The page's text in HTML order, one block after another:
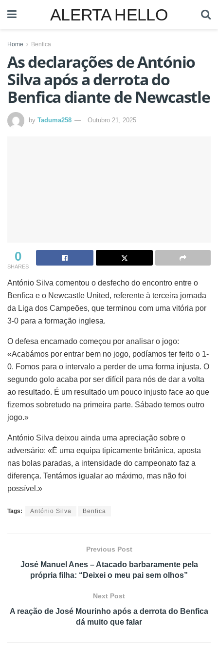
ALERTA HELLO
Home Benfica
As declarações de António
Silva após a derrota do
Benfica diante de Newcastle
by Taduma258 Outubro 21, 2025
0
SHARES
António Silva comentou o desfecho do encontro entre o
Benfica e o Newcastle United, referente à terceira jornada
da Liga dos Campeões, que terminou com uma vitória por
3-0 para a formação inglesa.
O defesa encarnado começou por analisar o jogo:
«Acabámos por entrar bem no jogo, podíamos ter feito o 1-
0. Fomos para o intervalo a perder de uma forma injusta. O
segundo golo acaba por ser difícil para nós de dar a volta
ao resultado. É um resultado um pouco injusto face ao que
fizemos sobretudo na primeira parte. Sábado temos outro
jogo.»
António Silva deixou ainda uma apreciação sobre o
adversário: «É uma equipa tipicamente britânica, aposta
nas bolas paradas, a intensidade do campeonato faz a
diferença. Tentámos igualar ao máximo, mas não foi
possível.»
Tags: António Silva Benfica
Previous Post
José Manuel Anes – Atacado barbaramente pela
própria filha: “Deixei o meu pai sem olhos”
Next Post
A reação de José Mourinho após a derrota do Benfica
dá muito que falar